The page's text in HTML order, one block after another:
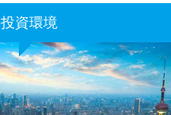
投資環境